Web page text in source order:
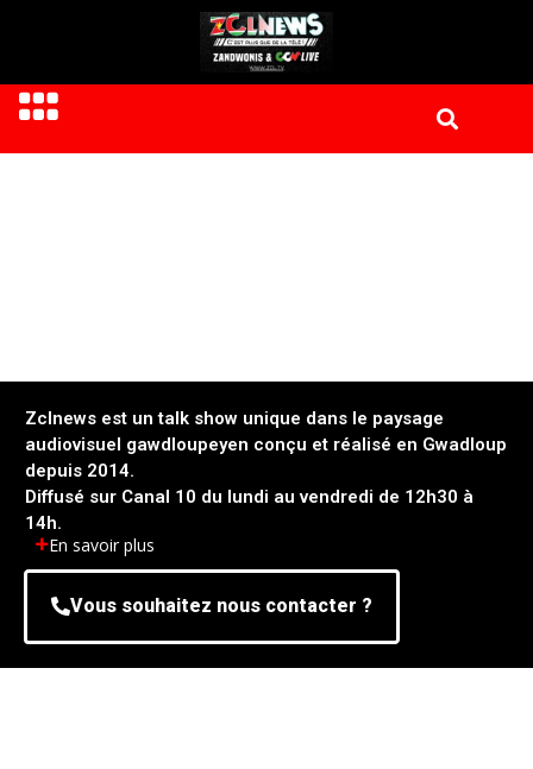
Zclnews est un talk show unique dans le paysage
audiovisuel gawdloupeyen conçu et réalisé en Gwadloup
depuis 2014.
Diffusé sur Canal 10 du lundi au vendredi de 12h30 à
14h.
En savoir plus
Vous souhaitez nous contacter ?